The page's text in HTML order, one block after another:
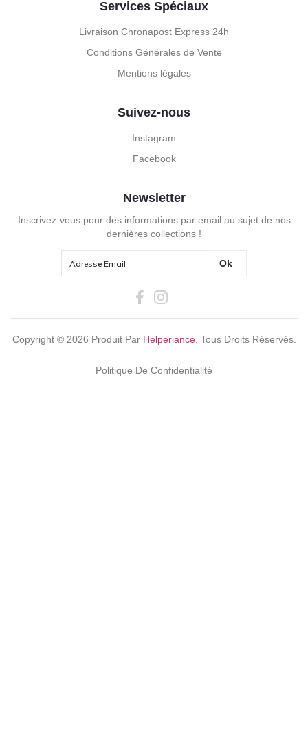
Services Spéciaux
Livraison Chronapost Express 24h
Conditions Générales de Vente
Mentions légales
Suivez-nous
Instagram
Facebook
Newsletter
Inscrivez-vous pour des informations par email au sujet de nos
dernières collections !
Ok
Copyright © 2026 Produit Par Helperiance. Tous Droits Réservés.
Politique De Confidentialité